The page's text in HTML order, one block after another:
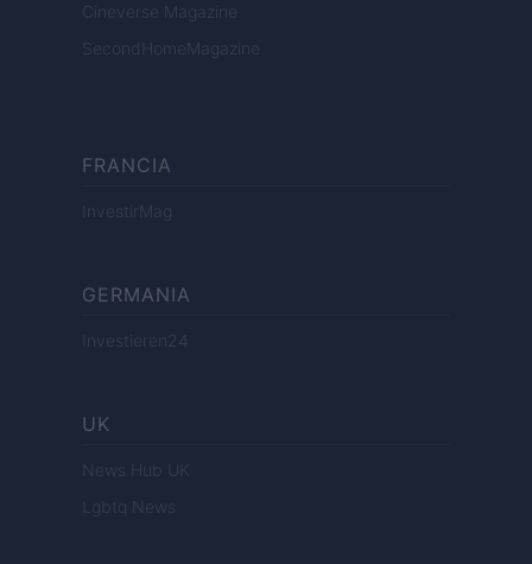
Cineverse Magazine
SecondHomeMagazine
FRANCIA
InvestirMag
GERMANIA
Investieren24
UK
News Hub UK
Lgbtq News